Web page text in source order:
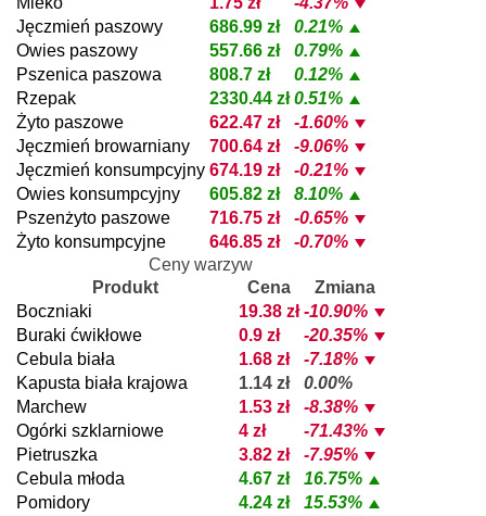
Jęczmień paszowy
686.99 zł
0.21%
Owies paszowy
557.66 zł
0.79%
Pszenica paszowa
808.7 zł
0.12%
Rzepak
2330.44 zł 0.51%
Żyto paszowe
622.47 zł
-1.60%
Jęczmień browarniany
700.64 zł
-9.06%
Jęczmień konsumpcyjny 674.19 zł
-0.21%
Owies konsumpcyjny
605.82 zł
8.10%
Pszenżyto paszowe
716.75 zł
-0.65%
Żyto konsumpcyjne
646.85 zł
-0.70%
Ceny warzyw
Produkt
Cena
Zmiana
Boczniaki
19.38 zł -10.90%
Buraki ćwikłowe
0.9 zł
-20.35%
Cebula biała
1.68 zł
-7.18%
Kapusta biała krajowa
1.14 zł
0.00%
Marchew
1.53 zł
-8.38%
Ogórki szklarniowe
4 zł
-71.43%
Pietruszka
3.82 zł
-7.95%
Cebula młoda
4.67 zł
16.75%
Pomidory
4.24 zł
15.53%